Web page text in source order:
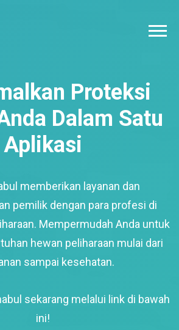
Proteksi
Dalam Satu
Aplikasi
memberikan layanan dan
pemilik dengan para profesi di
Mempermudah Anda untuk
hewan peliharaan mulai dari
sampai kesehatan.
sekarang melalui link di bawah
ini!